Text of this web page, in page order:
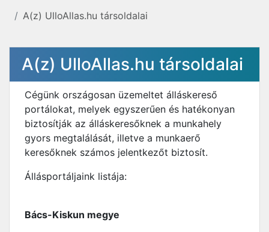
A(z) UlloAllas.hu társoldalai
A(z) UlloAllas.hu társoldalai
Cégünk országosan üzemeltet álláskereső
portálokat, melyek egyszerűen és hatékonyan
biztosítják az álláskeresőknek a munkahely
gyors megtalálását, illetve a munkaerő
keresőknek számos jelentkezőt biztosít.
Állásportáljaink listája:
Bács-Kiskun megye